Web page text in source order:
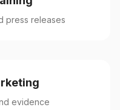
press releases
evidence